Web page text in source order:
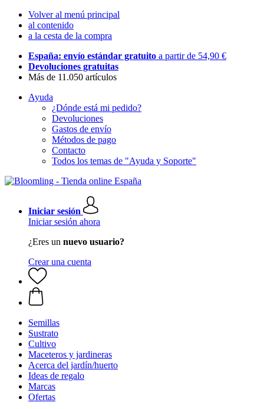
Volver al menú principal
al contenido
a la cesta de la compra
España: envío estándar gratuito a partir de 54,90 €
Devoluciones gratuitas
Más de 11.050 artículos
Ayuda
¿Dónde está mi pedido?
Devoluciones
Gastos de envío
Métodos de pago
Contacto
Todos los temas de "Ayuda y Soporte"
Iniciar sesión
Iniciar sesión ahora
¿Eres un nuevo usuario?
Crear una cuenta
Semillas
Sustrato
Cultivo
Maceteros y jardineras
Acerca del jardín/huerto
Ideas de regalo
Marcas
Ofertas